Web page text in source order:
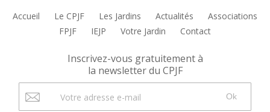
Accueil Le CPJF Les Jardins Actualités
Associations
FPJF
IEJP Votre Jardin Contact
Inscrivez-vous gratuitement à
la newsletter du CPJF
Ok